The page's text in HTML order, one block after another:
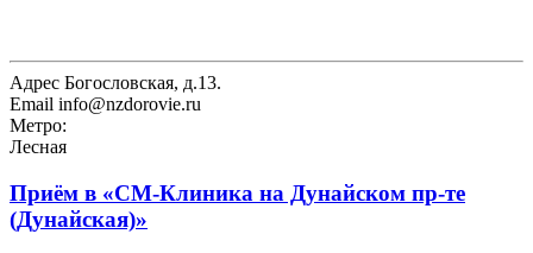
Адрес Богословская, д.13.
Email info@nzdorovie.ru
Метро:
Лесная
Приём в «СМ-Клиника на Дунайском пр-те
(Дунайская)»